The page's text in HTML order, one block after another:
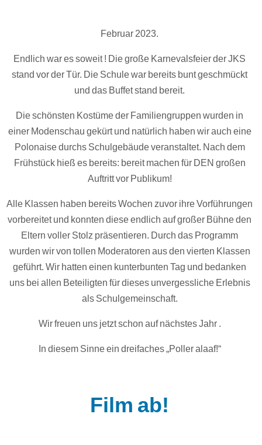
Februar 2023.
Endlich war es soweit ! Die große Karnevalsfeier der JKS
stand vor der Tür. Die Schule war bereits bunt geschmückt
und das Buffet stand bereit.
Die schönsten Kostüme der Familiengruppen wurden in
einer Modenschau gekürt und natürlich haben wir auch eine
Polonaise durchs Schulgebäude veranstaltet. Nach dem
Frühstück hieß es bereits: bereit machen für DEN großen
Auftritt vor Publikum!
Alle Klassen haben bereits Wochen zuvor ihre Vorführungen
vorbereitet und konnten diese endlich auf großer Bühne den
Eltern voller Stolz präsentieren. Durch das Programm
wurden wir von tollen Moderatoren aus den vierten Klassen
geführt. Wir hatten einen kunterbunten Tag und bedanken
uns bei allen Beteiligten für dieses unvergessliche Erlebnis
als Schulgemeinschaft.
Wir freuen uns jetzt schon auf nächstes Jahr .
In diesem Sinne ein dreifaches „Poller alaaf!“
Film ab!